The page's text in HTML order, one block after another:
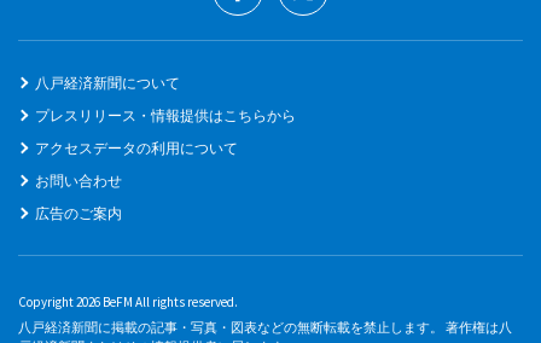
八戸経済新聞について
プレスリリース・情報提供はこちらから
アクセスデータの利用について
お問い合わせ
広告のご案内
Copyright 2026 BeFM All rights reserved.
八戸経済新聞に掲載の記事・写真・図表などの無断転載を禁止します。 著作権は八